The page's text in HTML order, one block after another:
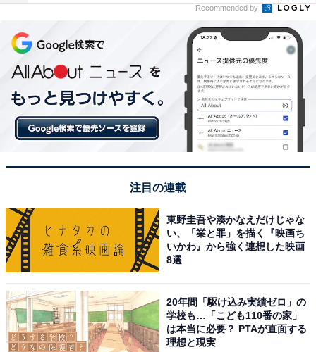
Recommended by
注目の連載
東野圭吾や湊かなえだけじゃな
い、「業と罪」を描く『映画ち
いかわ』から強く連想した映画
8選
20年間「駆け込み実績ゼロ」の
学校も…「こども110番の家」
は本当に必要？ PTAが直面する
理想と現実